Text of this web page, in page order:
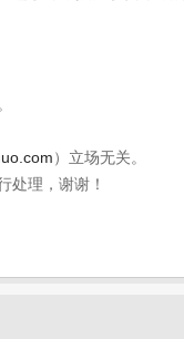
）立场无关。
处理，谢谢！